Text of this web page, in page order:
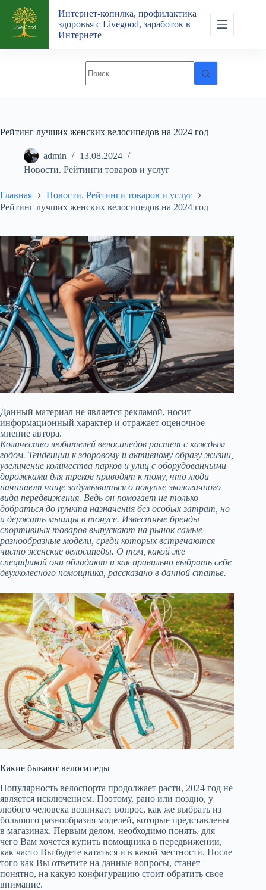
Перейти
сути
Интернет-копилка, профилактика
здоровья с Livegood, заработок в
Интернете
Рейтинг лучших женских велосипедов на 2024 год
admin
13.08.2024
Новости. Рейтинги товаров и услуг
Главная
Новости. Рейтинги товаров и услуг
Рейтинг лучших женских велосипедов на 2024 год
Данный материал не является рекламой, носит
информационный характер и отражает оценочное
мнение автора.
Количество любителей велосипедов растет с каждым
годом. Тенденции к здоровому и активному образу жизни,
увеличение количества парков и улиц с оборудованными
дорожками для треков приводят к тому, что люди
начинают чаще задумываться о покупке экологичного
вида передвижения. Ведь он помогает не только
добраться до пункта назначения без особых затрат, но
и держать мышцы в тонусе. Известные бренды
спортивных товаров выпускают на рынок самые
разнообразные модели, среди которых встречаются
чисто женские велосипеды. О том, какой же
спецификой они обладают и как правильно выбрать себе
двухколесного помощника, рассказано в данной статье.
Какие бывают велосипеды
Популярность велоспорта продолжает расти, 2024 год не
является исключением. Поэтому, рано или поздно, у
любого человека возникает вопрос, как же выбрать из
большого разнообразия моделей, которые представлены
в магазинах. Первым делом, необходимо понять, для
чего Вам хочется купить помощника в передвижении,
как часто Вы будете кататься и в какой местности. После
того как Вы ответите на данные вопросы, станет
понятно, на какую конфигурацию стоит обратить свое
внимание.